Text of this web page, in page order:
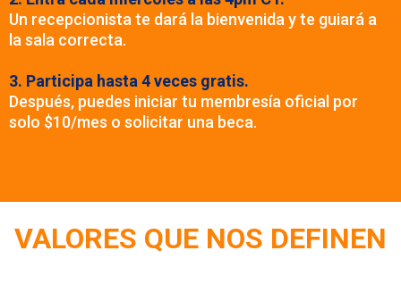
Un recepcionista te dará la bienvenida y te guiará a
la sala correcta.
3. Participa hasta 4 veces gratis.
Después, puedes iniciar tu membresía oficial por
solo $10/mes o solicitar una beca.
VALORES QUE NOS DEFINEN